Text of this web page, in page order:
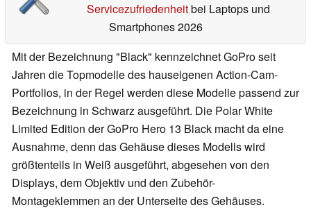
Servicezufriedenheitbei Laptops und
Smartphones 2026
Mit der Bezeichnung "Black" kennzeichnet GoPro seit
Jahren die Topmodelle des hauseigenen Action-Cam-
Portfolios, in der Regel werden diese Modelle passend zur
Bezeichnung in Schwarz ausgeführt. Die Polar White
Limited Edition der GoPro Hero 13 Black macht da eine
Ausnahme, denn das Gehäuse dieses Modells wird
größtenteils in Weiß ausgeführt, abgesehen von den
Displays, dem Objektiv und den Zubehör-
Montageklemmen an der Unterseite des Gehäuses.